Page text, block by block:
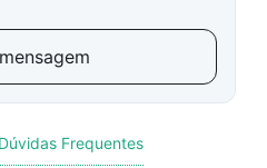
Frequentes